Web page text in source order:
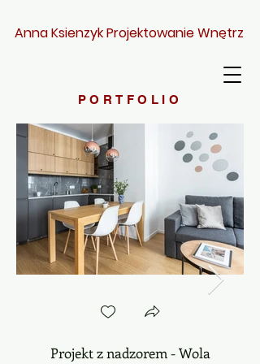
Anna Ksienzyk Projektowanie Wnętrz
PORTFOLIO
Projekt z nadzorem - Wola